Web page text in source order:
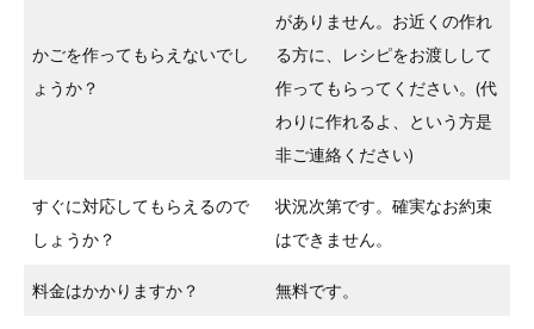
かごを作ってもらえないでし
ょうか？
がありません。お近くの作れ
る方に、レシピをお渡しして
作ってもらってください。(代
わりに作れるよ、という方是
非ご連絡ください)
すぐに対応してもらえるので
しょうか？
状況次第です。確実なお約束
はできません。
料金はかかりますか？ 無料です。